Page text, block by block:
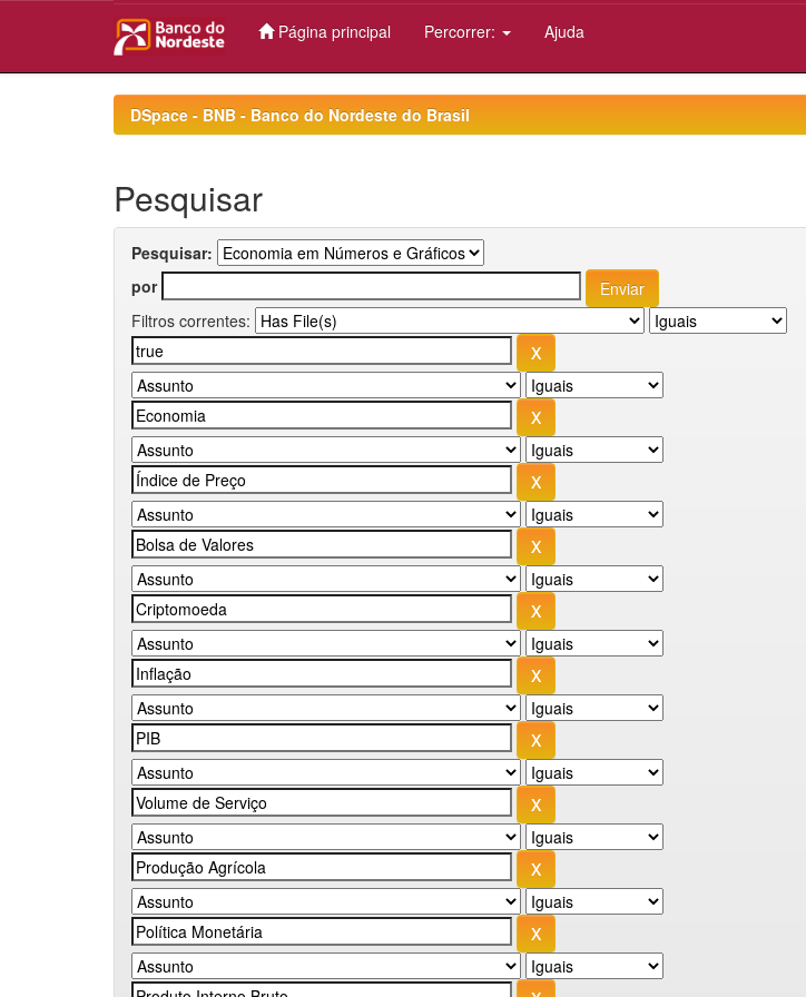
Página principal Percorrer: Ajuda
DSpace - BNB - Banco do Nordeste do Brasil
Pesquisar
Pesquisar:
por
Filtros correntes: